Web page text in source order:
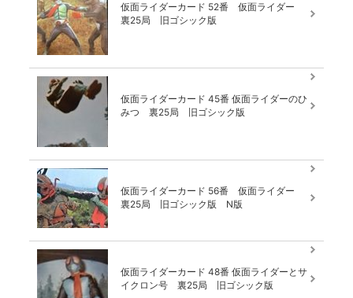
仮面ライダーカード 52番 仮面ライダー
裏25局 旧ゴシック版
仮面ライダーカード 45番 仮面ライダーのひ
みつ 裏25局 旧ゴシック版
仮面ライダーカード 56番 仮面ライダー
裏25局 旧ゴシック版 N版
仮面ライダーカード 48番 仮面ライダーとサ
イクロン号 裏25局 旧ゴシック版